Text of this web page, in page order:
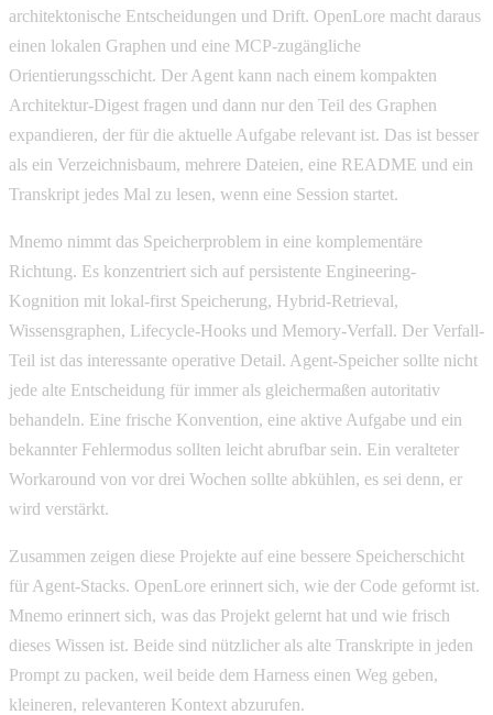
architektonische Entscheidungen und Drift. OpenLore macht daraus
einen lokalen Graphen und eine MCP-zugängliche
Orientierungsschicht. Der Agent kann nach einem kompakten
Architektur-Digest fragen und dann nur den Teil des Graphen
expandieren, der für die aktuelle Aufgabe relevant ist. Das ist besser
als ein Verzeichnisbaum, mehrere Dateien, eine README und ein
Transkript jedes Mal zu lesen, wenn eine Session startet.
Mnemo nimmt das Speicherproblem in eine komplementäre
Richtung. Es konzentriert sich auf persistente Engineering-
Kognition mit lokal-first Speicherung, Hybrid-Retrieval,
Wissensgraphen, Lifecycle-Hooks und Memory-Verfall. Der Verfall-
Teil ist das interessante operative Detail. Agent-Speicher sollte nicht
jede alte Entscheidung für immer als gleichermaßen autoritativ
behandeln. Eine frische Konvention, eine aktive Aufgabe und ein
bekannter Fehlermodus sollten leicht abrufbar sein. Ein veralteter
Workaround von vor drei Wochen sollte abkühlen, es sei denn, er
wird verstärkt.
Zusammen zeigen diese Projekte auf eine bessere Speicherschicht
für Agent-Stacks. OpenLore erinnert sich, wie der Code geformt ist.
Mnemo erinnert sich, was das Projekt gelernt hat und wie frisch
dieses Wissen ist. Beide sind nützlicher als alte Transkripte in jeden
Prompt zu packen, weil beide dem Harness einen Weg geben,
kleineren, relevanteren Kontext abzurufen.